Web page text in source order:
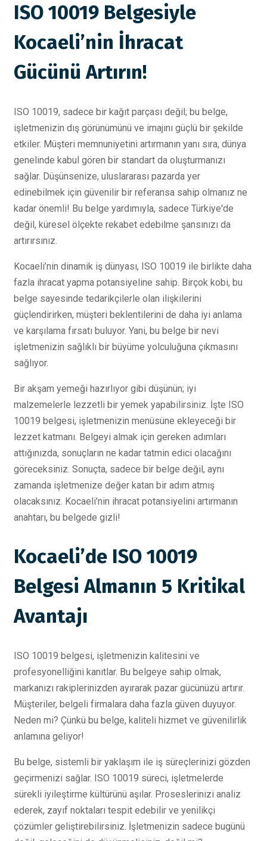
ISO 10019 Belgesiyle
Kocaeli’nin İhracat
Gücünü Artırın!
ISO 10019, sadece bir kağıt parçası değil; bu belge,
işletmenizin dış görünümünü ve imajını güçlü bir şekilde
etkiler. Müşteri memnuniyetini artırmanın yanı sıra, dünya
genelinde kabul gören bir standart da oluşturmanızı
sağlar. Düşünsenize, uluslararası pazarda yer
edinebilmek için güvenilir bir referansa sahip olmanız ne
kadar önemli! Bu belge yardımıyla, sadece Türkiye'de
değil, küresel ölçekte rekabet edebilme şansınızı da
artırırsınız.
Kocaeli’nin dinamik iş dünyası, ISO 10019 ile birlikte daha
fazla ihracat yapma potansiyeline sahip. Birçok kobi, bu
belge sayesinde tedarikçilerle olan ilişkilerini
güçlendirirken, müşteri beklentilerini de daha iyi anlama
ve karşılama fırsatı buluyor. Yani, bu belge bir nevi
işletmenizin sağlıklı bir büyüme yolculuğuna çıkmasını
sağlıyor.
Bir akşam yemeği hazırlıyor gibi düşünün; iyi
malzemelerle lezzetli bir yemek yapabilirsiniz. İşte ISO
10019 belgesi, işletmenizin menüsüne ekleyeceği bir
lezzet katmanı. Belgeyi almak için gereken adımları
attığınızda, sonuçların ne kadar tatmin edici olacağını
göreceksiniz. Sonuçta, sadece bir belge değil, aynı
zamanda işletmenize değer katan bir adım atmış
olacaksınız. Kocaeli’nin ihracat potansiyelini artırmanın
anahtarı, bu belgede gizli!
Kocaeli’de ISO 10019
Belgesi Almanın 5 Kritikal
Avantajı
ISO 10019 belgesi, işletmenizin kalitesini ve
profesyonelliğini kanıtlar. Bu belgeye sahip olmak,
markanızı rakiplerinizden ayırarak pazar gücünüzü artırır.
Müşteriler, belgeli firmalara daha fazla güven duyuyor.
Neden mi? Çünkü bu belge, kaliteli hizmet ve güvenilirlik
anlamına geliyor!
Bu belge, sistemli bir yaklaşım ile iş süreçlerinizi gözden
geçirmenizi sağlar. ISO 10019 süreci, işletmelerde
sürekli iyileştirme kültürünü aşılar. Proseslerinizi analiz
ederek, zayıf noktaları tespit edebilir ve yenilikçi
çözümler geliştirebilirsiniz. İşletmenizin sadece bugünü